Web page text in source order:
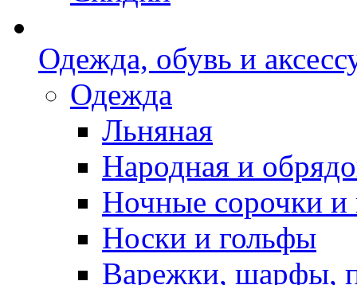
Одежда, обувь и
Одежда
Льняная
Народная и
Ночные сорочки
Носки и гольфы
Варежки, шарфы,